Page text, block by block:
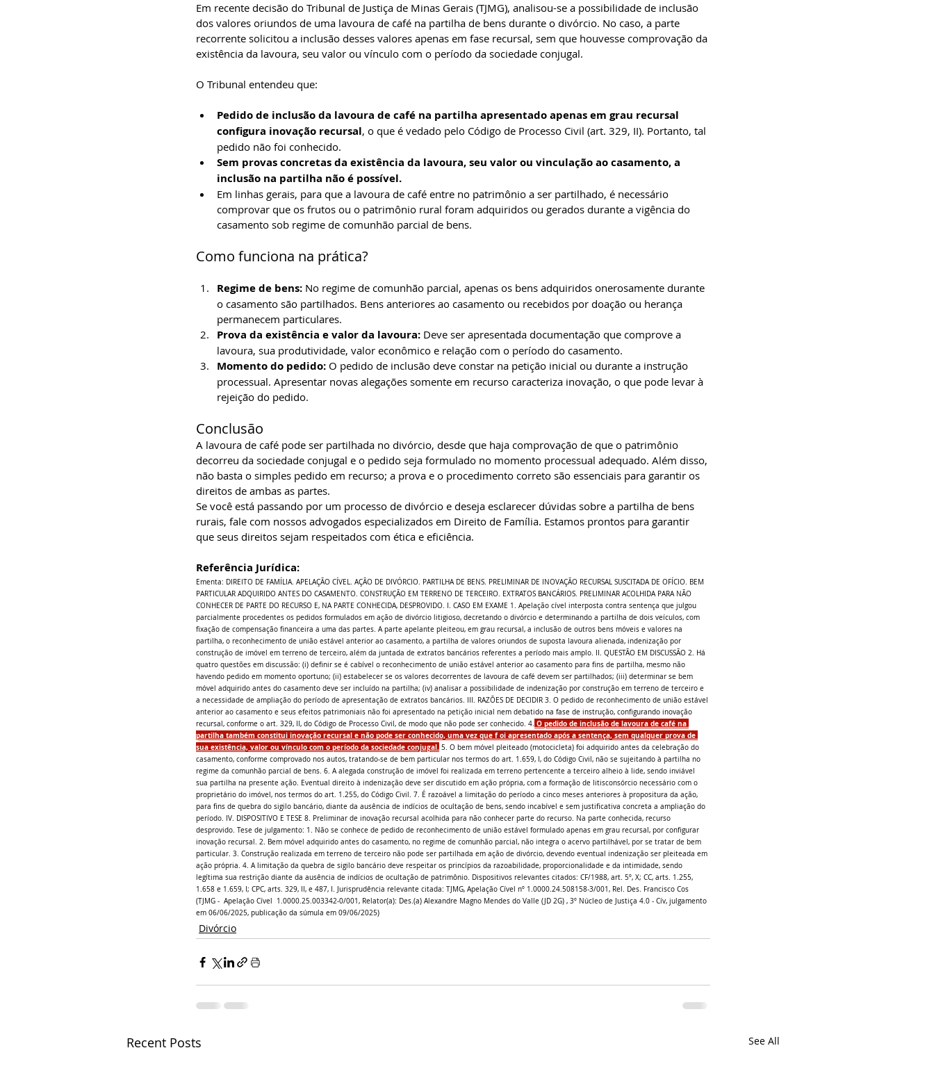
Em recente decisão do Tribunal de Justiça de Minas Gerais (TJMG), analisou-se a possibilidade de inclusão
dos valores oriundos de uma lavoura de café na partilha de bens durante o divórcio. No caso, a parte
recorrente solicitou a inclusão desses valores apenas em fase recursal, sem que houvesse comprovação da
existência da lavoura, seu valor ou vínculo com o período da sociedade conjugal.
O Tribunal entendeu que:
Pedido de inclusão da lavoura de café na partilha apresentado apenas em grau recursal
configura inovação recursal, o que é vedado pelo Código de Processo Civil (art. 329, II). Portanto, tal
pedido não foi conhecido.
Sem provas concretas da existência da lavoura, seu valor ou vinculação ao casamento, a
inclusão na partilha não é possível.
Em linhas gerais, para que a lavoura de café entre no patrimônio a ser partilhado, é necessário
comprovar que os frutos ou o patrimônio rural foram adquiridos ou gerados durante a vigência do
casamento sob regime de comunhão parcial de bens.
Como funciona na prática?
Regime de bens: No regime de comunhão parcial, apenas os bens adquiridos onerosamente durante
o casamento são partilhados. Bens anteriores ao casamento ou recebidos por doação ou herança
permanecem particulares.
Prova da existência e valor da lavoura: Deve ser apresentada documentação que comprove a
lavoura, sua produtividade, valor econômico e relação com o período do casamento.
Momento do pedido: O pedido de inclusão deve constar na petição inicial ou durante a instrução
processual. Apresentar novas alegações somente em recurso caracteriza inovação, o que pode levar à
rejeição do pedido.
Conclusão
A lavoura de café pode ser partilhada no divórcio, desde que haja comprovação de que o patrimônio
decorreu da sociedade conjugal e o pedido seja formulado no momento processual adequado. Além disso,
não basta o simples pedido em recurso; a prova e o procedimento correto são essenciais para garantir os
direitos de ambas as partes.
Se você está passando por um processo de divórcio e deseja esclarecer dúvidas sobre a partilha de bens
rurais, fale com nossos advogados especializados em Direito de Família. Estamos prontos para garantir
que seus direitos sejam respeitados com ética e eficiência.
Referência Jurídica:
Ementa: DIREITO DE FAMÍLIA. APELAÇÃO CÍVEL. AÇÃO DE DIVÓRCIO. PARTILHA DE BENS. PRELIMINAR DE INOVAÇÃO RECURSAL SUSCITADA DE OFÍCIO. BEM
PARTICULAR ADQUIRIDO ANTES DO CASAMENTO. CONSTRUÇÃO EM TERRENO DE TERCEIRO. EXTRATOS BANCÁRIOS. PRELIMINAR ACOLHIDA PARA NÃO
CONHECER DE PARTE DO RECURSO E, NA PARTE CONHECIDA, DESPROVIDO. I. CASO EM EXAME 1. Apelação cível interposta contra sentença que julgou
parcialmente procedentes os pedidos formulados em ação de divórcio litigioso, decretando o divórcio e determinando a partilha de dois veículos, com
fixação de compensação financeira a uma das partes. A parte apelante pleiteou, em grau recursal, a inclusão de outros bens móveis e valores na
partilha, o reconhecimento de união estável anterior ao casamento, a partilha de valores oriundos de suposta lavoura alienada, indenização por
construção de imóvel em terreno de terceiro, além da juntada de extratos bancários referentes a período mais amplo. II. QUESTÃO EM DISCUSSÃO 2. Há
quatro questões em discussão: (i) definir se é cabível o reconhecimento de união estável anterior ao casamento para fins de partilha, mesmo não
havendo pedido em momento oportuno; (ii) estabelecer se os valores decorrentes de lavoura de café devem ser partilhados; (iii) determinar se bem
móvel adquirido antes do casamento deve ser incluído na partilha; (iv) analisar a possibilidade de indenização por construção em terreno de terceiro e
a necessidade de ampliação do período de apresentação de extratos bancários. III. RAZÕES DE DECIDIR 3. O pedido de reconhecimento de união estável
anterior ao casamento e seus efeitos patrimoniais não foi apresentado na petição inicial nem debatido na fase de instrução, configurando inovação
recursal, conforme o art. 329, II, do Código de Processo Civil, de modo que não pode ser conhecido. 4. O pedido de inclusão de lavoura de café na
partilha também constitui inovação recursal e não pode ser conhecido, uma vez que f oi apresentado após a sentença, sem qualquer prova de
sua existência, valor ou vínculo com o período da sociedade conjugal. 5. O bem móvel pleiteado (motocicleta) foi adquirido antes da celebração do
casamento, conforme comprovado nos autos, tratando-se de bem particular nos termos do art. 1.659, I, do Código Civil, não se sujeitando à partilha no
regime da comunhão parcial de bens. 6. A alegada construção de imóvel foi realizada em terreno pertencente a terceiro alheio à lide, sendo inviável
sua partilha na presente ação. Eventual direito à indenização deve ser discutido em ação própria, com a formação de litisconsórcio necessário com o
proprietário do imóvel, nos termos do art. 1.255, do Código Civil. 7. É razoável a limitação do período a cinco meses anteriores à propositura da ação,
para fins de quebra do sigilo bancário, diante da ausência de indícios de ocultação de bens, sendo incabível e sem justificativa concreta a ampliação do
período. IV. DISPOSITIVO E TESE 8. Preliminar de inovação recursal acolhida para não conhecer parte do recurso. Na parte conhecida, recurso
desprovido. Tese de julgamento: 1. Não se conhece de pedido de reconhecimento de união estável formulado apenas em grau recursal, por configurar
inovação recursal. 2. Bem móvel adquirido antes do casamento, no regime de comunhão parcial, não integra o acervo partilhável, por se tratar de bem
particular. 3. Construção realizada em terreno de terceiro não pode ser partilhada em ação de divórcio, devendo eventual indenização ser pleiteada em
ação própria. 4. A limitação da quebra de sigilo bancário deve respeitar os princípios da razoabilidade, proporcionalidade e da intimidade, sendo
legítima sua restrição diante da ausência de indícios de ocultação de patrimônio. Dispositivos relevantes citados: CF/1988, art. 5º, X; CC, arts. 1.255,
1.658 e 1.659, I; CPC, arts. 329, II, e 487, I. Jurisprudência relevante citada: TJMG, Apelação Cível nº 1.0000.24.508158-3/001, Rel. Des. Francisco Cos
(TJMG -  Apelação Cível  1.0000.25.003342-0/001, Relator(a): Des.(a) Alexandre Magno Mendes do Valle (JD 2G) , 3º Núcleo de Justiça 4.0 - Cív, julgamento
em 06/06/2025, publicação da súmula em 09/06/2025)
Divórcio
Recent Posts See All